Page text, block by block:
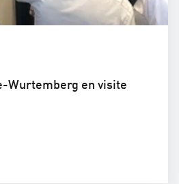
Wurtemberg en visite